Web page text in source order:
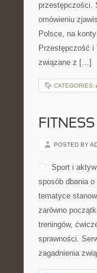
przestępczości.
omówieniu
Polsce, na
Przestępczość i
związane z […]
CATEGORIES:
FITNESS
POSTED BY
Sport i
sposób dbania
tematyce
zarówno
treningów,
sprawności.
zagadnienia